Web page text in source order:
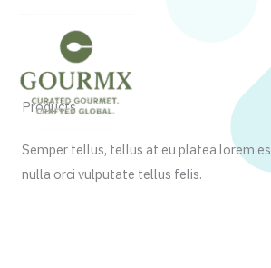
Products
Semper tellus, tellus at eu platea lorem
nulla orci vulputate tellus felis.